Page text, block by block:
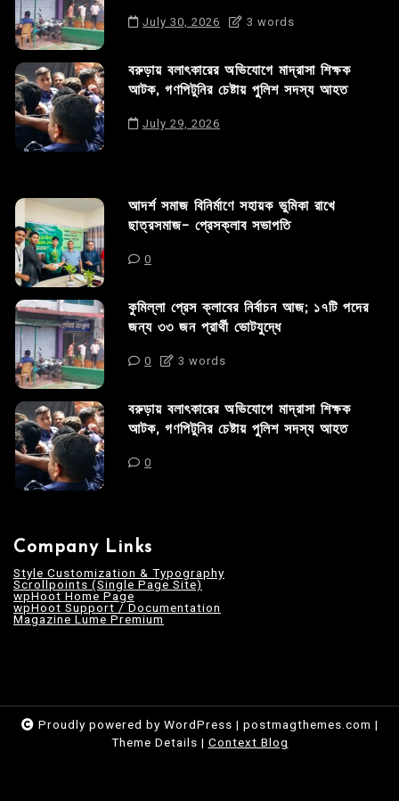
July 30, 2026 3 words
বরুড়ায় বলাৎকারের অভিযোগে মাদ্রাসা শিক্ষক
আটক, গণপিটুনির চেষ্টায় পুলিশ সদস্য আহত
July 29, 2026
আদর্শ সমাজ বিনির্মাণে সহায়ক ভুমিকা রাখে
ছাত্রসমাজ- প্রেসক্লাব সভাপতি
0
কুমিল্লা প্রেস ক্লাবের নির্বাচন আজ; ১৭টি পদের
জন্য ৩৩ জন প্রার্থী ভোটযুদ্ধে
0 3 words
বরুড়ায় বলাৎকারের অভিযোগে মাদ্রাসা শিক্ষক
আটক, গণপিটুনির চেষ্টায় পুলিশ সদস্য আহত
0
Company Links
Style Customization & Typography
Scrollpoints (Single Page Site)
wpHoot Home Page
wpHoot Support / Documentation
Magazine Lume Premium
Proudly powered by WordPress | postmagthemes.com |
Theme Details | Context Blog